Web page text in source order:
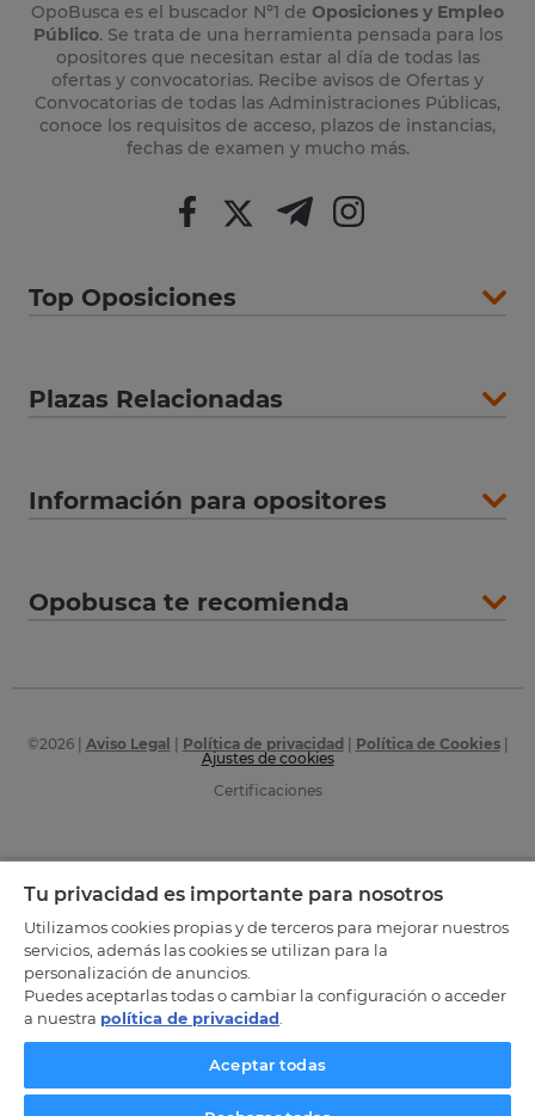
OpoBusca es el buscador Nº1 de Oposiciones y Empleo
Público. Se trata de una herramienta pensada para los
opositores que necesitan estar al día de todas las
ofertas y convocatorias. Recibe avisos de Ofertas y
Convocatorias de todas las Administraciones Públicas,
conoce los requisitos de acceso, plazos de instancias,
fechas de examen y mucho más.
Top Oposiciones
Plazas Relacionadas
Información para opositores
Opobusca te recomienda
©2026| Aviso Legal Política de privacidad Política de Cookies|
Ajustes de cookies
Certificaciones
Tu privacidad es importante para nosotros
Utilizamos cookies propias y de terceros para mejorar nuestros
servicios, además las cookies se utilizan para la
personalización de anuncios.
Puedes aceptarlas todas o cambiar la configuración o acceder
a nuestra política de privacidad
Aceptar todas